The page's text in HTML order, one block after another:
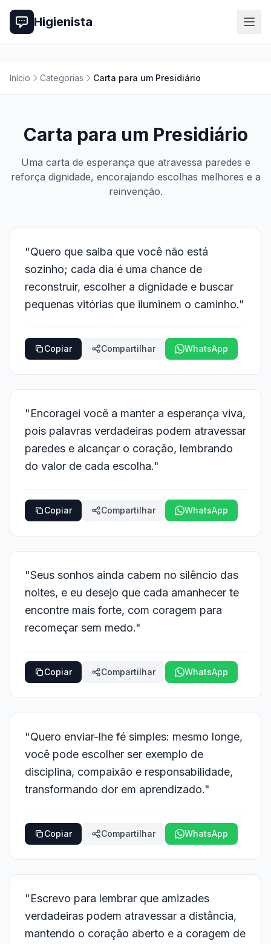
Higienista
Início Categorias Carta para um Presidiário
Carta para um Presidiário
Uma carta de esperança que atravessa paredes e
reforça dignidade, encorajando escolhas melhores e a
reinvenção.
"Quero que saiba que você não está
sozinho; cada dia é uma chance de
reconstruir, escolher a dignidade e buscar
pequenas vitórias que iluminem o caminho."
Copiar Compartilhar WhatsApp
"Encoragei você a manter a esperança viva,
pois palavras verdadeiras podem atravessar
paredes e alcançar o coração, lembrando
do valor de cada escolha."
Copiar Compartilhar WhatsApp
"Seus sonhos ainda cabem no silêncio das
noites, e eu desejo que cada amanhecer te
encontre mais forte, com coragem para
recomeçar sem medo."
Copiar Compartilhar WhatsApp
"Quero enviar-lhe fé simples: mesmo longe,
você pode escolher ser exemplo de
disciplina, compaixão e responsabilidade,
transformando dor em aprendizado."
Copiar Compartilhar WhatsApp
"Escrevo para lembrar que amizades
verdadeiras podem atravessar a distância,
mantendo o coração aberto e a coragem de